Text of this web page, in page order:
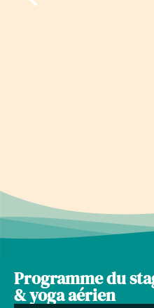
Programme du
& yoga aérien